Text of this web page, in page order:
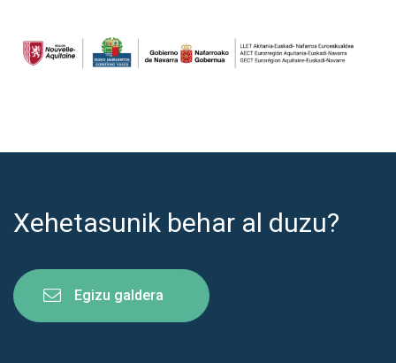
Xehetasunik behar al duzu?
Egizu galdera